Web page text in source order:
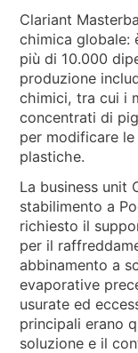
Clariant
chimica globale:
più di 10.000
produzione
chimici, tra cui i
concentrati di
per modificare
plastiche.
La business unit
stabilimento a
richiesto il
per il
abbinamento a
evaporative
usurate ed
principali erano
soluzione e il